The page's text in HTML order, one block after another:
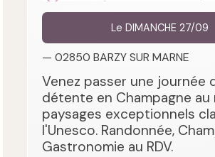
Le DIMANCHE 27/09
— 02850 BARZY SUR MARNE
Venez passer une journée
détente en Champagne au
paysages exceptionnels
l'Unesco. Randonnée,
Gastronomie au RDV.